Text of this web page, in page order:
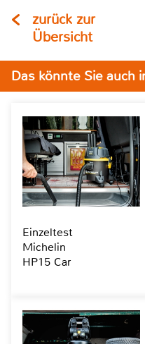
zurück zur
Übersicht
Das könnte Sie auch
Einzeltest
Michelin
HP15 Car